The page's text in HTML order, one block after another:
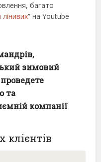
багато
” на Youtube
зимовий
та
компанії
клієнтів